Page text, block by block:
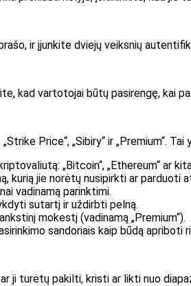
ir įjunkite dviejų veiksnių
kad vartotojai būtų pasirengę, kai
Price“, „Sibiry“ ir „Premium“.
„Bitcoin“, „Ethereum“ ar
kurią jie norėtų nusipirkti ar
vadinamą parinktimi.
sutartį ir uždirbti pelną.
mokestį (vadinamą „Premium“).
sandoriais kaip būdą
turėtų pakilti, kristi ar likti nuo